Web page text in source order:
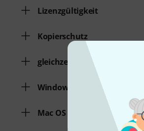
Lizenzgültigkeit
Kopierschutz
gleichzeitige Freischaltungen
Windows
Mac OS (64 Bit)